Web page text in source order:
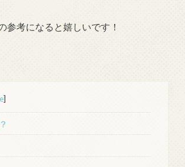
考になると嬉しいです！
]